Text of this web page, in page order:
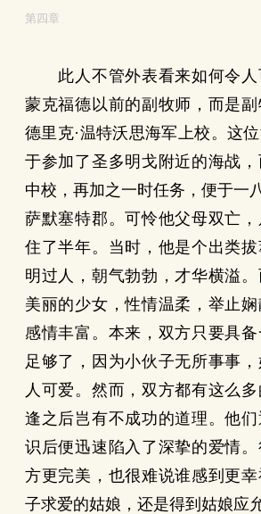
第四章
此人不管外表看来如何令人
蒙克福德以前的副牧师，而是
德里克·温特沃思海军上校。这
于参加了圣多明戈附近的海战
中校，再加之一时任务，便于一
萨默塞特郡。可怜他父母双亡
住了半年。当时，他是个出类
明过人，朝气勃勃，才华横溢
美丽的少女，性情温柔，举止娴
感情丰富。本来，双方只要具
足够了，因为小伙子无所事事
人可爱。然而，双方都有这么
逢之后岂有不成功的道理。他
识后便迅速陷入了深挚的爱情
方更完美，也很难说谁感到更
子求爱的姑娘，还是得到姑娘应